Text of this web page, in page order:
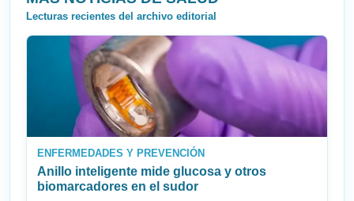
Lecturas recientes del archivo editorial
ENFERMEDADES Y PREVENCIÓN
Anillo inteligente mide glucosa y otros
biomarcadores en el sudor